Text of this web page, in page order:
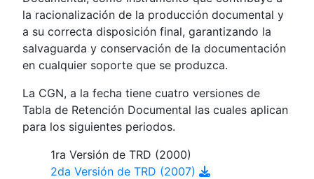
la racionalización de la producción documental y
a su correcta disposición final, garantizando la
salvaguarda y conservación de la documentación
en cualquier soporte que se produzca.
La CGN, a la fecha tiene cuatro versiones de
Tabla de Retención Documental las cuales aplican
para los siguientes periodos.
1ra Versión de TRD (2000)
2da Versión de TRD (2007)